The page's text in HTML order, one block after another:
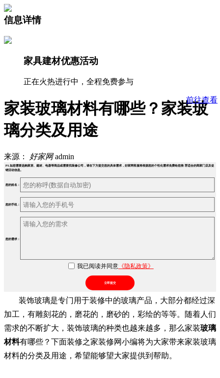
信息详情
家具建材优惠活动
正在火热进行中，全程免费参与
前往查看
家装玻璃材料有哪些？家装玻
璃分类及用途
来源： 好家网 admin
PS.如您需要选购家居、建材、电器等商品或需要找装修公司，请在下方提交您的具体需求，好家网客服将根据您的个性化需求免费给您推 荐适合的商家门店及促
销活动信息。
您的姓名：
您的手机：
您的需求：
我已阅读并同意《隐私政策》
立即提交
装饰玻璃是专门用于装修中的玻璃产品，大部分都经过深
加工，有雕刻花的，磨花的，磨砂的，彩绘的等等。随着人们
需求的不断扩大，装饰玻璃的种类也越来越多，那么家装玻璃
材料有哪些？下面装修之家装修网小编将为大家带来家装玻璃
材料的分类及用途，希望能够望大家提供到帮助。